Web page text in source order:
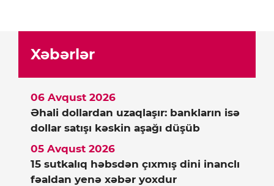
Xəbərlər
Əhali dollardan uzaqlaşır: bankların isə
dollar satışı kəskin aşağı düşüb
06 Avqust 2026
15 sutkalıq həbsdən çıxmış dini inanclı
fəaldan yenə xəbər yoxdur
05 Avqust 2026